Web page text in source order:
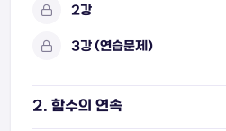
2강
3강 (연습문제)
2. 함수의 연속